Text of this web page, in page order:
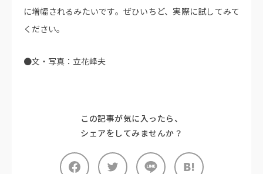
に増幅されるみたいです。ぜひいちど、実際に試してみて
ください。
●文・写真：立花峰夫
この記事が気に入ったら、
シェアをしてみませんか？